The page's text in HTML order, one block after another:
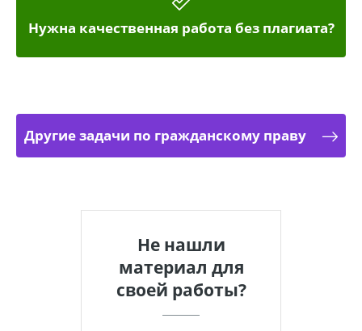
Нужна качественная работа без плагиата?
Другие задачи по гражданскому праву
Не нашли
материал для
своей работы?